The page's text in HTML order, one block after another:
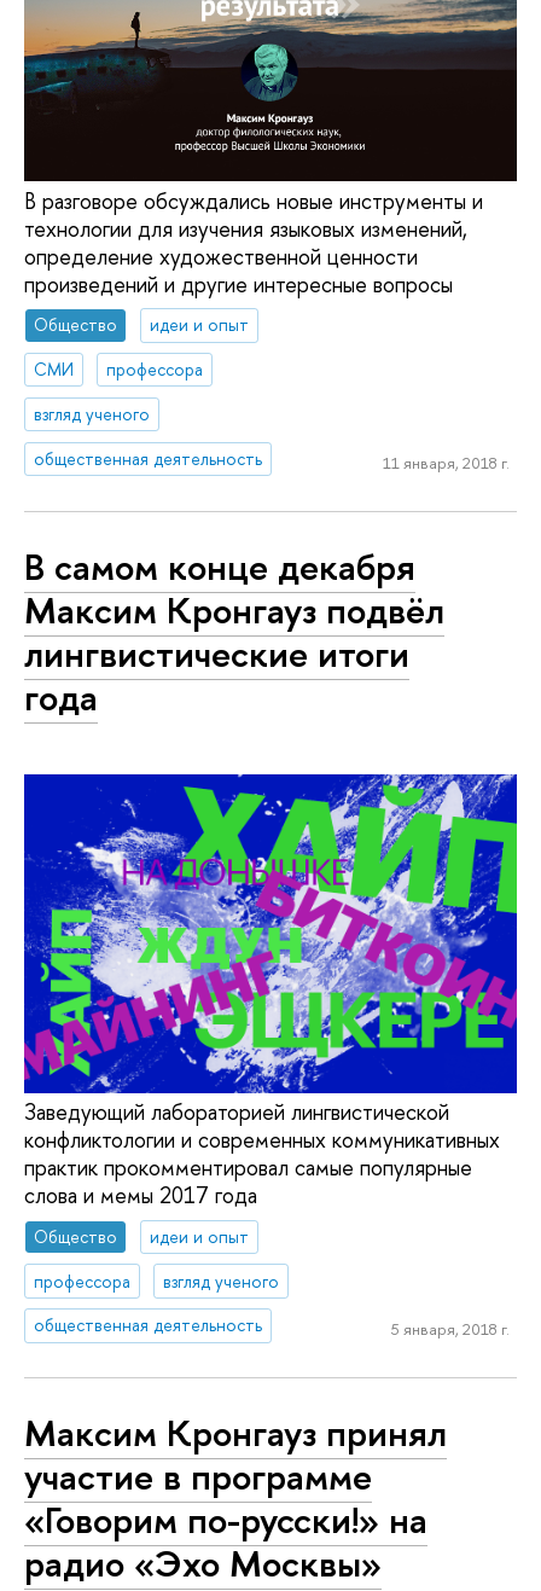
В разговоре обсуждались новые инструменты и
технологии для изучения языковых изменений,
определение художественной ценности
произведений и другие интересные вопросы
Общество
идеи и опыт
СМИ
профессора
взгляд ученого
общественная деятельность
11 января, 2018 г.
В самом конце декабря
Максим Кронгауз подвёл
лингвистические итоги
года
Заведующий лабораторией лингвистической
конфликтологии и современных коммуникативных
практик прокомментировал самые популярные
слова и мемы 2017 года
Общество
идеи и опыт
профессора
взгляд ученого
общественная деятельность
5 января, 2018 г.
Максим Кронгауз принял
участие в программе
«Говорим по-русски!» на
радио «Эхо Москвы»